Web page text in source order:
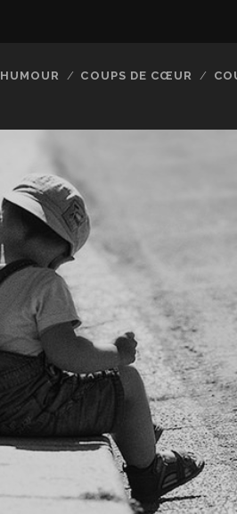
HUMOUR COUPS DE CŒUR